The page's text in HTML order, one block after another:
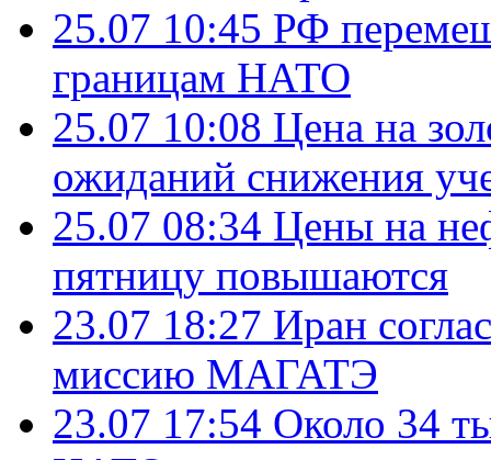
25.07 10:45 РФ
границам НАТО
25.07 10:08 Цена на
ожиданий снижения
25.07 08:34 Цены на
пятницу повышаются
23.07 18:27 Иран
миссию МАГАТЭ
23.07 17:54 Около 34